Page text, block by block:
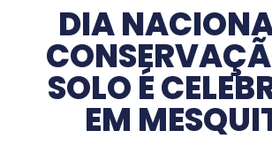
DIA
SOLO É
EM